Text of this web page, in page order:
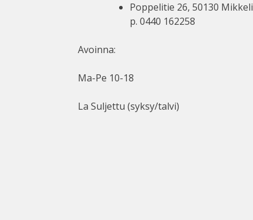
Poppelitie 26, 50130 Mikkeli
p. 0440 162258
Avoinna:
Ma-Pe 10-18
La Suljettu (syksy/talvi)